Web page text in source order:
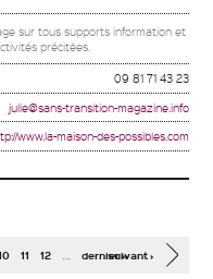
sur tous supports information et
précitées.
09 81 71 43 23
julie@sans-transition-magazine.info
www.la-maison-des-possibles.com
11 12 suivant ›
dernier »